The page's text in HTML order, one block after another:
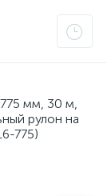
мм, 30 м,
рулон на
775)